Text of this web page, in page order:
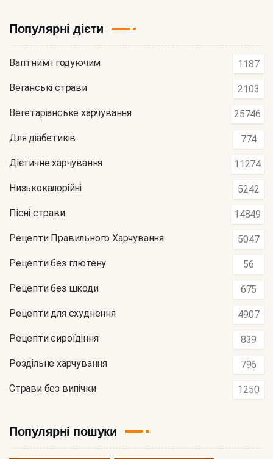
Популярні дієти
Вагітним і годуючим 1187
Веганські страви 2103
Вегетаріанське харчування 25746
Для діабетиків 774
Дієтичне харчування 11274
Низькокалорійні 5242
Пісні страви 14849
Рецепти Правильного Харчування 5047
Рецепти без глютену 56
Рецепти без шкоди 675
Рецепти для схуднення 4907
Рецепти сироїдіння 839
Роздільне харчування 796
Страви без випічки 1250
Популярні пошуки